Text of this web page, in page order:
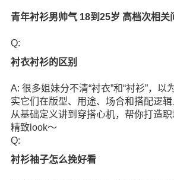
青年衬衫男帅气 18到25岁 高档次相关
Q:
衬衣衬衫的区别
A: 很多姐妹分不清“衬衣”和“衬衫”，以
实它们在版型、用途、场合和搭配逻
从基础定义讲到穿搭心机，帮你打造
精致look～
Q:
衬衫袖子怎么挽好看